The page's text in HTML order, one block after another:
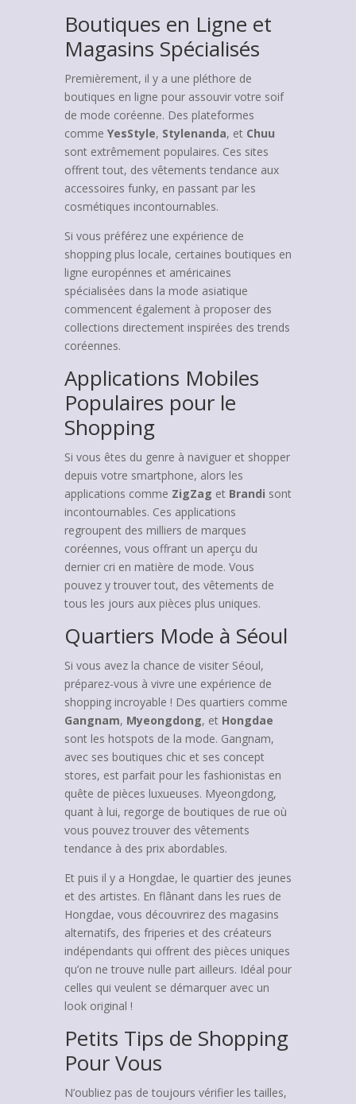
Boutiques en Ligne et
Magasins Spécialisés
Premièrement, il y a une pléthore de
boutiques en ligne pour assouvir votre soif
de mode coréenne. Des plateformes
comme YesStyle, Stylenanda, et Chuu
sont extrêmement populaires. Ces sites
offrent tout, des vêtements tendance aux
accessoires funky, en passant par les
cosmétiques incontournables.
Si vous préférez une expérience de
shopping plus locale, certaines boutiques en
ligne europénnes et américaines
spécialisées dans la mode asiatique
commencent également à proposer des
collections directement inspirées des trends
coréennes.
Applications Mobiles
Populaires pour le
Shopping
Si vous êtes du genre à naviguer et shopper
depuis votre smartphone, alors les
applications comme ZigZag et Brandi sont
incontournables. Ces applications
regroupent des milliers de marques
coréennes, vous offrant un aperçu du
dernier cri en matière de mode. Vous
pouvez y trouver tout, des vêtements de
tous les jours aux pièces plus uniques.
Quartiers Mode à Séoul
Si vous avez la chance de visiter Séoul,
préparez-vous à vivre une expérience de
shopping incroyable ! Des quartiers comme
Gangnam, Myeongdong, et Hongdae
sont les hotspots de la mode. Gangnam,
avec ses boutiques chic et ses concept
stores, est parfait pour les fashionistas en
quête de pièces luxueuses. Myeongdong,
quant à lui, regorge de boutiques de rue où
vous pouvez trouver des vêtements
tendance à des prix abordables.
Et puis il y a Hongdae, le quartier des jeunes
et des artistes. En flânant dans les rues de
Hongdae, vous découvrirez des magasins
alternatifs, des friperies et des créateurs
indépendants qui offrent des pièces uniques
qu’on ne trouve nulle part ailleurs. Idéal pour
celles qui veulent se démarquer avec un
look original !
Petits Tips de Shopping
Pour Vous
N’oubliez pas de toujours vérifier les tailles,